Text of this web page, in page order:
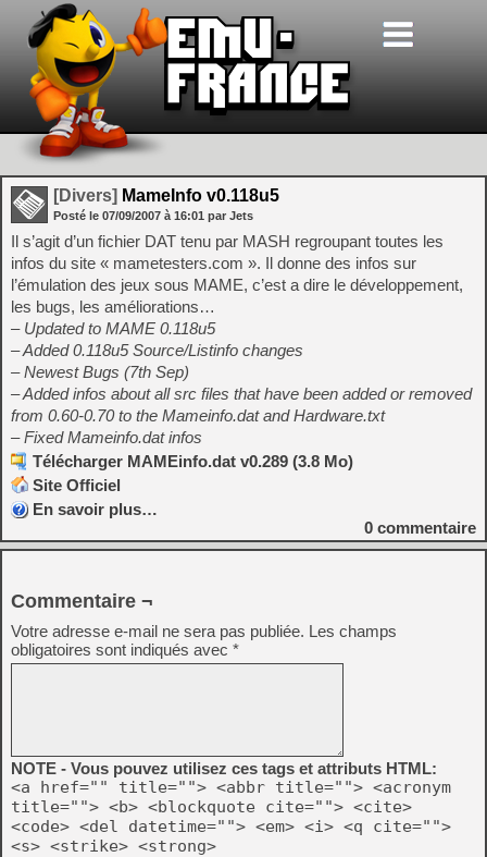
[Divers] MameInfo v0.118u5
Posté le 07/09/2007 à 16:01 par Jets
Il s’agit d’un fichier DAT tenu par MASH regroupant toutes les
infos du site « mametesters.com ». Il donne des infos sur
l’émulation des jeux sous MAME, c’est a dire le développement,
les bugs, les améliorations…
– Updated to MAME 0.118u5
– Added 0.118u5 Source/Listinfo changes
– Newest Bugs (7th Sep)
– Added infos about all src files that have been added or removed
from 0.60-0.70 to the Mameinfo.dat and Hardware.txt
– Fixed Mameinfo.dat infos
Télécharger MAMEinfo.dat v0.289 (3.8 Mo)
Site Officiel
En savoir plus…
0 commentaire
Commentaire ¬
Votre adresse e-mail ne sera pas publiée. Les champs
obligatoires sont indiqués avec *
NOTE - Vous pouvez utilisez ces tags et attributs HTML:
<a href="" title=""> <abbr title=""> <acronym
title=""> <b> <blockquote cite=""> <cite>
<code> <del datetime=""> <em> <i> <q cite="">
<s> <strike> <strong>